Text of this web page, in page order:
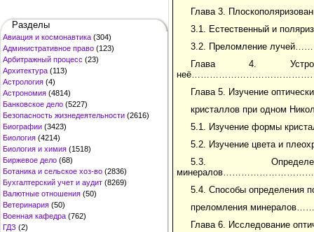
Разделы
Авиация и космонавтика (304)
Административное право (123)
Арбитражный процесс (23)
Архитектура (113)
Астрология (4)
Астрономия (4814)
Банковское дело (5227)
Безопасность жизнедеятельности (2616)
Биографии (3423)
Биология (4214)
Биология и химия (1518)
Биржевое дело (68)
Ботаника и сельское хоз-во (2836)
Бухгалтерский учет и аудит (8269)
Валютные отношения (50)
Ветеринария (50)
Военная кафедра (762)
ГДЗ (2)
Глава 3.
3.1. Естественный и
3.2. Преломление
Глава 4.
Глава 5. Изучение
кристаллов при
5.1. Изучение формы
5.2. Изучение цвета и
5.3.
5.4. Способы определения
преломления
Глава 6. Исследование